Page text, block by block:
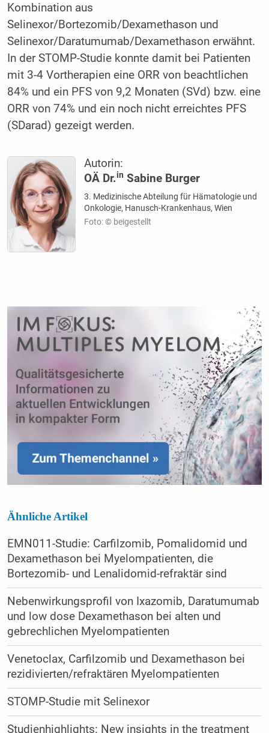
Kombination aus
Selinexor/Bortezomib/Dexamethason und
Selinexor/Daratumumab/Dexamethason erwähnt.
In der STOMP-Studie konnte damit bei Patienten
mit 3-4 Vortherapien eine ORR von beachtlichen
84% und ein PFS von 9,2 Monaten (SVd) bzw. eine
ORR von 74% und ein noch nicht erreichtes PFS
(SDarad) gezeigt werden.
Autorin:
OÄ Dr.in Sabine Burger
3. Medizinische Abteilung für Hämatologie und
Onkologie, Hanusch-Krankenhaus, Wien
Foto: © beigestellt
Ähnliche Artikel
EMN011-Studie: Carfilzomib, Pomalidomid und
Dexamethason bei Myelompatienten, die
Bortezomib- und Lenalidomid-refraktär sind
Nebenwirkungsprofil von Ixazomib, Daratumumab
und low dose Dexamethason bei alten und
gebrechlichen Myelompatienten
Venetoclax, Carfilzomib und Dexamethason bei
rezidivierten/refraktären Myelompatienten
STOMP-Studie mit Selinexor
Studienhighlights: New insights in the treatment